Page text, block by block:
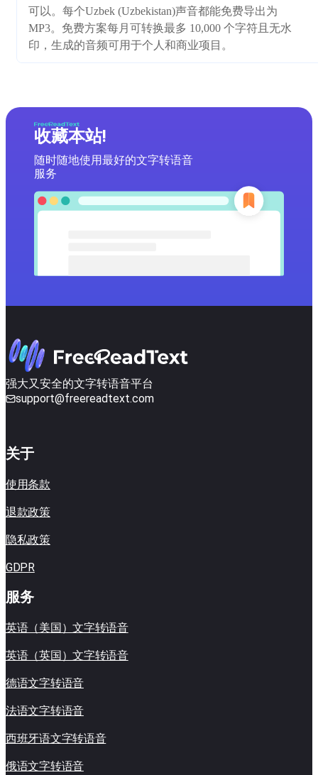
可以。每个Uzbek (Uzbekistan)声音都能免费导出为
MP3。免费方案每月可转换最多 10,000 个字符且无水
印，生成的音频可用于个人和商业项目。
收藏本站!
随时随地使用最好的文字转语音
服务
强大又安全的文字转语音平台
support@freereadtext.com
关于
使用条款
退款政策
隐私政策
GDPR
服务
英语（美国）文字转语音
英语（英国）文字转语音
德语文字转语音
法语文字转语音
西班牙语文字转语音
俄语文字转语音